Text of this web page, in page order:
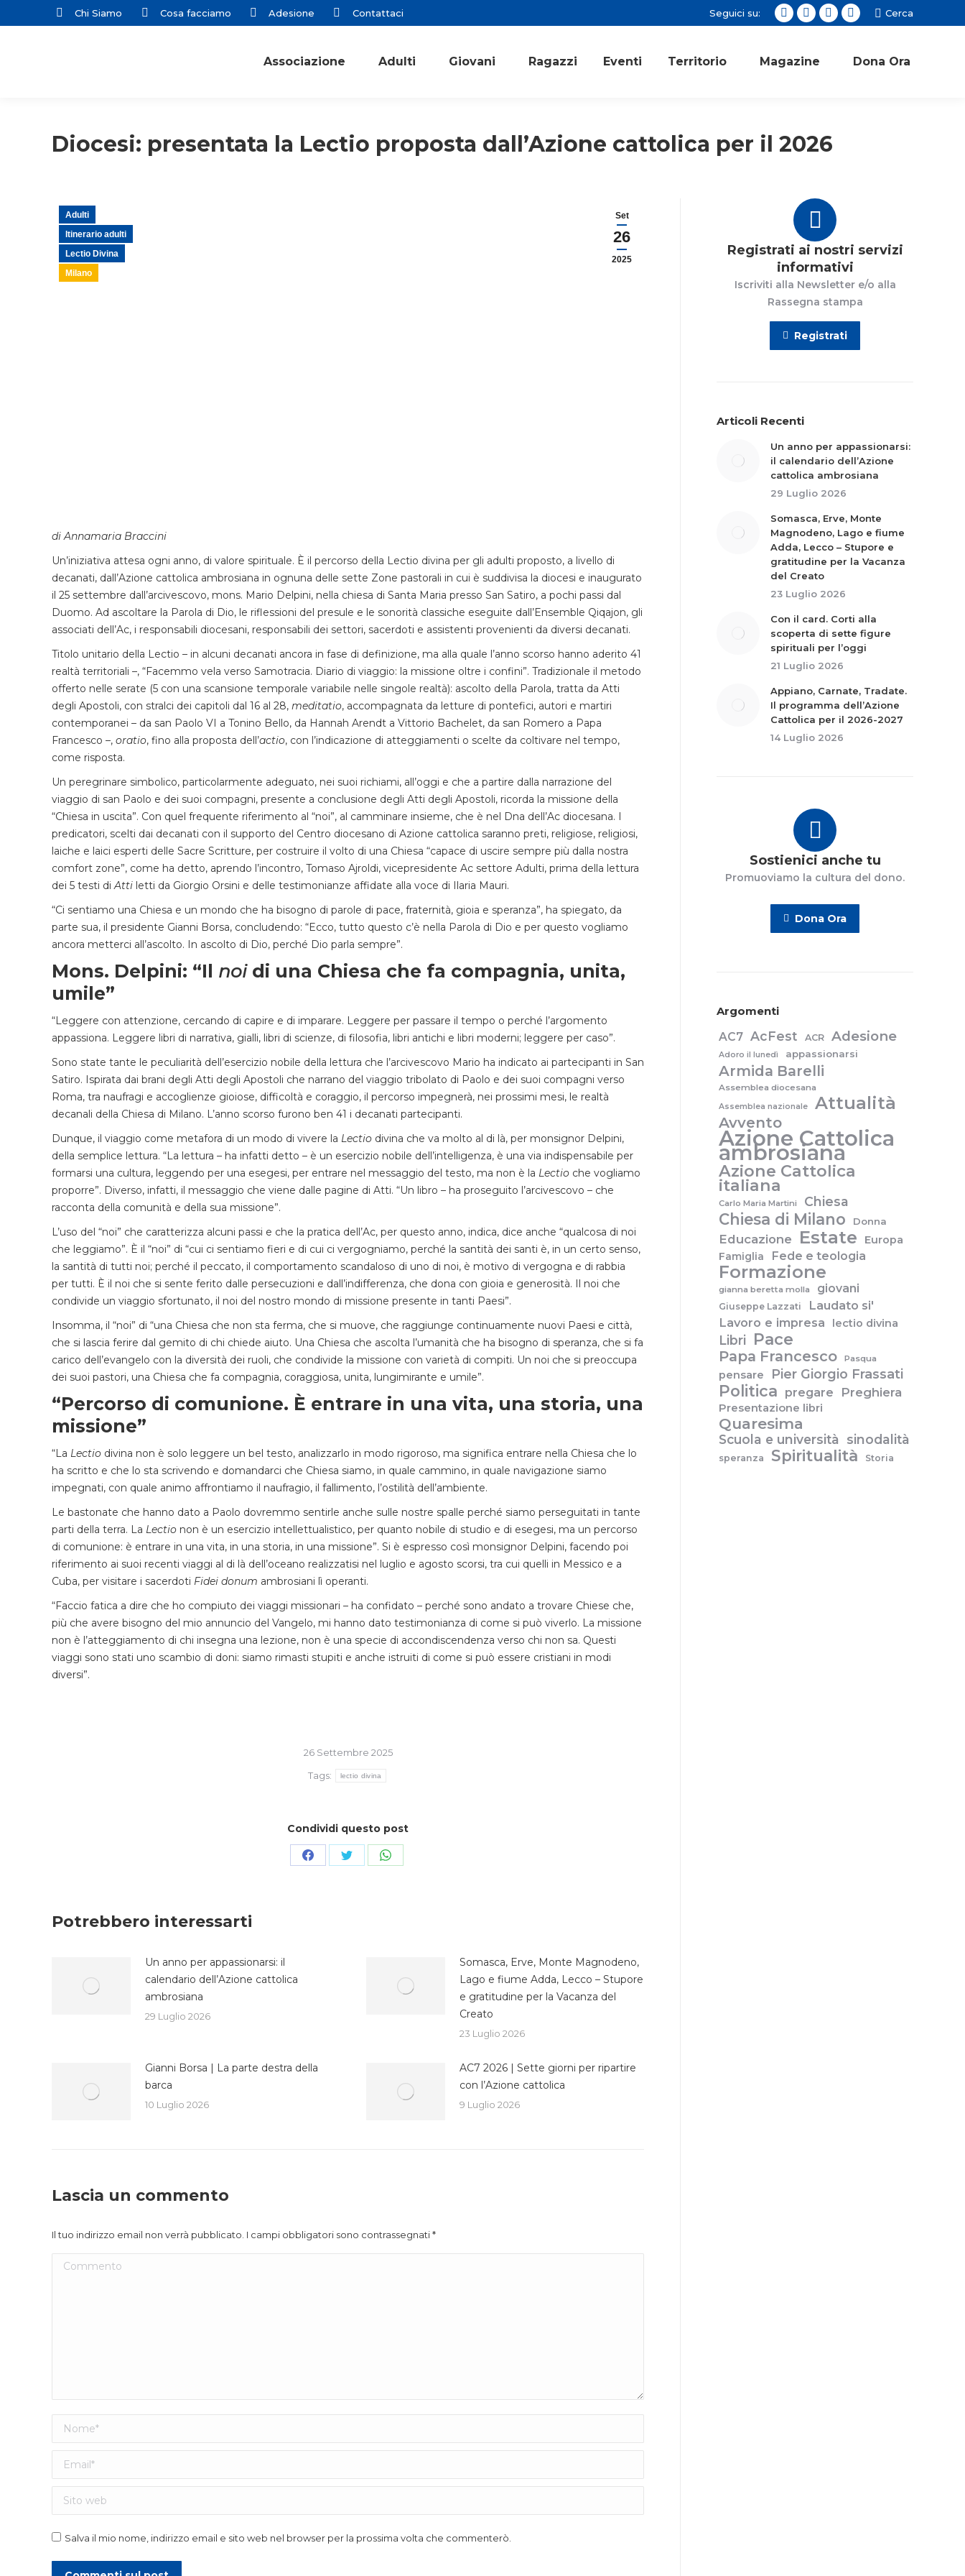
Chi Siamo Cosa facciamo Adesione Contattaci Seguici su:
Facebook
opens
Twitter
opens
Instagram
opens
YouTube
opens
Cerca:
Cerca
Associazione Adulti Giovani Ragazzi Eventi Territorio Magazine Dona Ora
Diocesi: presentata la Lectio proposta dall’Azione cattolica per il 2026
Set
26
2025
Adulti
Itinerario adulti
Lectio Divina
Milano
di Annamaria Braccini
Un’iniziativa attesa ogni anno, di valore spirituale. È il percorso della Lectio divina per gli adulti proposto, a livello di
decanati, dall’Azione cattolica ambrosiana in ognuna delle sette Zone pastorali in cui è suddivisa la diocesi e inaugurato
il 25 settembre dall’arcivescovo, mons. Mario Delpini, nella chiesa di Santa Maria presso San Satiro, a pochi passi dal
Duomo. Ad ascoltare la Parola di Dio, le riflessioni del presule e le sonorità classiche eseguite dall’Ensemble Qiqajon, gli
associati dell’Ac, i responsabili diocesani, responsabili dei settori, sacerdoti e assistenti provenienti da diversi decanati.
Titolo unitario della Lectio – in alcuni decanati ancora in fase di definizione, ma alla quale l’anno scorso hanno aderito 41
realtà territoriali –, “Facemmo vela verso Samotracia. Diario di viaggio: la missione oltre i confini”. Tradizionale il metodo
offerto nelle serate (5 con una scansione temporale variabile nelle singole realtà): ascolto della Parola, tratta da Atti
degli Apostoli, con stralci dei capitoli dal 16 al 28, meditatio, accompagnata da letture di pontefici, autori e martiri
contemporanei – da san Paolo VI a Tonino Bello, da Hannah Arendt a Vittorio Bachelet, da san Romero a Papa
Francesco –, oratio, fino alla proposta dell’actio, con l’indicazione di atteggiamenti o scelte da coltivare nel tempo,
come risposta.
Un peregrinare simbolico, particolarmente adeguato, nei suoi richiami, all’oggi e che a partire dalla narrazione del
viaggio di san Paolo e dei suoi compagni, presente a conclusione degli Atti degli Apostoli, ricorda la missione della
“Chiesa in uscita”. Con quel frequente riferimento al “noi”, al camminare insieme, che è nel Dna dell’Ac diocesana. I
predicatori, scelti dai decanati con il supporto del Centro diocesano di Azione cattolica saranno preti, religiose, religiosi,
laiche e laici esperti delle Sacre Scritture, per costruire il volto di una Chiesa “capace di uscire sempre più dalla nostra
comfort zone”, come ha detto, aprendo l’incontro, Tomaso Ajroldi, vicepresidente Ac settore Adulti, prima della lettura
dei 5 testi di Atti letti da Giorgio Orsini e delle testimonianze affidate alla voce di Ilaria Mauri.
“Ci sentiamo una Chiesa e un mondo che ha bisogno di parole di pace, fraternità, gioia e speranza”, ha spiegato, da
parte sua, il presidente Gianni Borsa, concludendo: “Ecco, tutto questo c’è nella Parola di Dio e per questo vogliamo
ancora metterci all’ascolto. In ascolto di Dio, perché Dio parla sempre”.
Mons. Delpini: “Il noidi una Chiesa che fa compagnia, unita,
umile”
“Leggere con attenzione, cercando di capire e di imparare. Leggere per passare il tempo o perché l’argomento
appassiona. Leggere libri di narrativa, gialli, libri di scienze, di filosofia, libri antichi e libri moderni; leggere per caso”.
Sono state tante le peculiarità dell’esercizio nobile della lettura che l’arcivescovo Mario ha indicato ai partecipanti in San
Satiro. Ispirata dai brani degli Atti degli Apostoli che narrano del viaggio tribolato di Paolo e dei suoi compagni verso
Roma, tra naufragi e accoglienze gioiose, difficoltà e coraggio, il percorso impegnerà, nei prossimi mesi, le realtà
decanali della Chiesa di Milano. L’anno scorso furono ben 41 i decanati partecipanti.
Dunque, il viaggio come metafora di un modo di vivere la Lectio divina che va molto al di là, per monsignor Delpini,
della semplice lettura. “La lettura – ha infatti detto – è un esercizio nobile dell’intelligenza, è una via indispensabile per
formarsi una cultura, leggendo per una esegesi, per entrare nel messaggio del testo, ma non è la Lectio che vogliamo
proporre”. Diverso, infatti, il messaggio che viene dalle pagine di Atti. “Un libro – ha proseguito l’arcivescovo – che
racconta della comunità e della sua missione”.
L’uso del “noi” che caratterizza alcuni passi e che la pratica dell’Ac, per questo anno, indica, dice anche “qualcosa di noi
che leggiamo”. È il “noi” di “cui ci sentiamo fieri e di cui ci vergogniamo, perché la santità dei santi è, in un certo senso,
la santità di tutti noi; perché il peccato, il comportamento scandaloso di uno di noi, è motivo di vergogna e di rabbia
per tutti. È il noi che si sente ferito dalle persecuzioni e dall’indifferenza, che dona con gioia e generosità. Il noi che
condivide un viaggio sfortunato, il noi del nostro mondo di missione presente in tanti Paesi”.
Insomma, il “noi” di “una Chiesa che non sta ferma, che si muove, che raggiunge continuamente nuovi Paesi e città,
che si lascia ferire dal gemito di chi chiede aiuto. Una Chiesa che ascolta l’umanità che ha bisogno di speranza, che si fa
carico dell’evangelo con la diversità dei ruoli, che condivide la missione con varietà di compiti. Un noi che si preoccupa
dei suoi pastori, una Chiesa che fa compagnia, coraggiosa, unita, lungimirante e umile”.
“Percorso di comunione. È entrare in una vita, una storia, una
missione”
“La Lectio divina non è solo leggere un bel testo, analizzarlo in modo rigoroso, ma significa entrare nella Chiesa che lo
ha scritto e che lo sta scrivendo e domandarci che Chiesa siamo, in quale cammino, in quale navigazione siamo
impegnati, con quale animo affrontiamo il naufragio, il fallimento, l’ostilità dell’ambiente.
Le bastonate che hanno dato a Paolo dovremmo sentirle anche sulle nostre spalle perché siamo perseguitati in tante
parti della terra. La Lectio non è un esercizio intellettualistico, per quanto nobile di studio e di esegesi, ma un percorso
di comunione: è entrare in una vita, in una storia, in una missione”. Si è espresso così monsignor Delpini, facendo poi
riferimento ai suoi recenti viaggi al di là dell’oceano realizzatisi nel luglio e agosto scorsi, tra cui quelli in Messico e a
Cuba, per visitare i sacerdoti Fidei donum ambrosiani lì operanti.
“Faccio fatica a dire che ho compiuto dei viaggi missionari – ha confidato – perché sono andato a trovare Chiese che,
più che avere bisogno del mio annuncio del Vangelo, mi hanno dato testimonianza di come si può viverlo. La missione
non è l’atteggiamento di chi insegna una lezione, non è una specie di accondiscendenza verso chi non sa. Questi
viaggi sono stati uno scambio di doni: siamo rimasti stupiti e anche istruiti di come si può essere cristiani in modi
diversi”.
26 Settembre 2025
Tags:
lectio divina
Condividi questo post
CondividiCondividiCondividi
Potrebbero interessarti
Un anno per appassionarsi: il
calendario dell’Azione cattolica
ambrosiana
29 Luglio 2026
Somasca, Erve, Monte Magnodeno,
Lago e fiume Adda, Lecco – Stupore
e gratitudine per la Vacanza del
Creato
23 Luglio 2026
Gianni Borsa | La parte destra della
barca
10 Luglio 2026
AC7 2026 | Sette giorni per ripartire
con l’Azione cattolica
9 Luglio 2026
Lascia un commento
Il tuo indirizzo email non verrà pubblicato. I campi obbligatori sono contrassegnati*
Commento
Nome *
Email *
Sito web
Salva il mio nome, indirizzo email e sito web nel browser per la prossima volta che commenterò.
Registrati ai nostri servizi
informativi
Iscriviti alla Newsletter e/o alla
Rassegna stampa
Registrati
Articoli Recenti
Un anno per appassionarsi:
il calendario dell’Azione
cattolica ambrosiana
29 Luglio 2026
Somasca, Erve, Monte
Magnodeno, Lago e fiume
Adda, Lecco – Stupore e
gratitudine per la Vacanza
del Creato
23 Luglio 2026
Con il card. Corti alla
scoperta di sette figure
spirituali per l’oggi
21 Luglio 2026
Appiano, Carnate, Tradate.
Il programma dell’Azione
Cattolica per il 2026-2027
14 Luglio 2026
Sostienici anche tu
Promuoviamo la cultura del dono.
Dona Ora
Argomenti
AC7 AcFest ACR Adesione
Adoro il lunedì appassionarsi
Armida Barelli
Assemblea diocesana
Assemblea nazionale Attualità
Avvento
Azione Cattolica
ambrosiana
Azione Cattolica
italiana
Carlo Maria Martini Chiesa
Chiesa di Milano Donna
Educazione Estate
Europa
Famiglia
Fede e teologia
Formazione
gianna beretta molla giovani
Giuseppe Lazzati
Laudato si'
Lavoro e impresa
lectio divina
Libri Pace
Papa Francesco Pasqua
pensare Pier Giorgio Frassati
Politica pregare Preghiera
Presentazione libri
Quaresima
Scuola e università sinodalità
speranza Spiritualità Storia